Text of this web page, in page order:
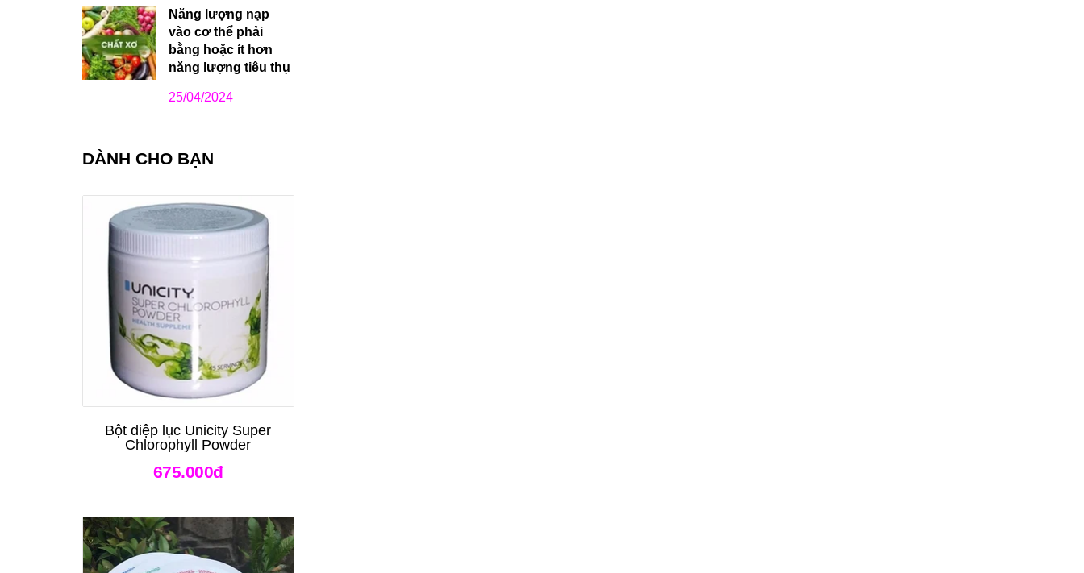
Năng lượng nạp
vào cơ thể phải
bằng hoặc ít hơn
năng lượng tiêu thụ
25/04/2024
DÀNH CHO BẠN
Bột diệp lục Unicity Super
Chlorophyll Powder
675.000đ